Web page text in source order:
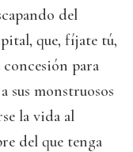
del
que, fíjate tú,
para
sus monstruosos
la vida al
del que tenga